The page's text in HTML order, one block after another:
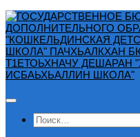
Перейти
к
содержимому
Найти: